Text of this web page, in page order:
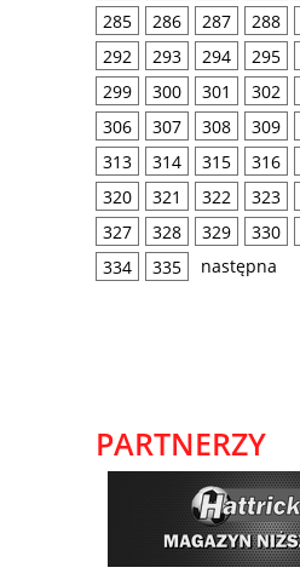
285
286 287 288
292
293 294 295
299
300 301 302
306
307 308 309
313
314 315 316
320
321 322 323
327
328 329 330
334
335 następna
PARTNERZY